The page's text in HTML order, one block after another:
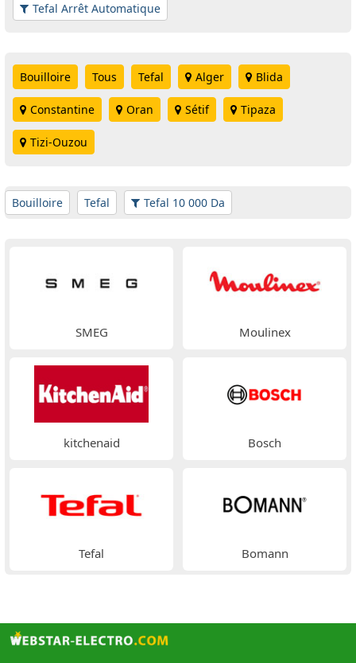
Tefal Arrêt Automatique
Bouilloire Tous Tefal Alger Blida
Constantine Oran Sétif Tipaza
Tizi-Ouzou
Bouilloire Tefal Tefal 10 000 Da
SMEG Moulinex
kitchenaid Bosch
Tefal Bomann